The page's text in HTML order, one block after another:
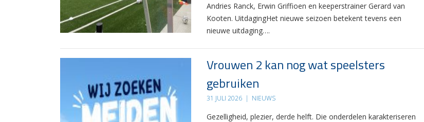
Andries Ranck, Erwin Griffioen en keeperstrainer Gerard van
Kooten. UitdagingHet nieuwe seizoen betekent tevens een
nieuwe uitdaging….
Vrouwen 2 kan nog wat speelsters
gebruiken
31 JULI 2026 | NIEUWS
Gezelligheid, plezier, derde helft. Die onderdelen karakteriseren